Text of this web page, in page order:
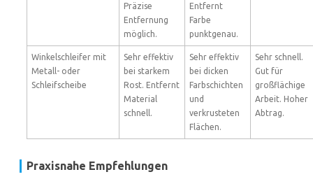
Präzise
Entfernung
möglich.
Entfernt
Farbe
punktgenau.
Winkelschleifer mit
Metall- oder
Schleifscheibe
Sehr effektiv
bei starkem
Rost. Entfernt
Material
schnell.
Sehr effektiv
bei dicken
Farbschichten
und
verkrusteten
Flächen.
Sehr schnell.
Gut für
großflächige
Arbeit. Hoher
Abtrag.
Praxisnahe Empfehlungen